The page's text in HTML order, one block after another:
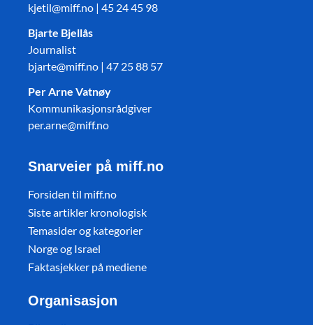
kjetil@miff.no | 45 24 45 98
Bjarte Bjellås
Journalist
bjarte@miff.no | 47 25 88 57
Per Arne Vatnøy
Kommunikasjonsrådgiver
per.arne@miff.no
Snarveier på miff.no
Forsiden til miff.no
Siste artikler kronologisk
Temasider og kategorier
Norge og Israel
Faktasjekker på mediene
Organisasjon